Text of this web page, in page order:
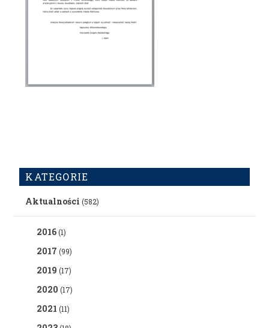
KATEGORIE
Aktualności (582)
2016(1)
2017 (99)
2019 (17)
2020 (17)
2021 (11)